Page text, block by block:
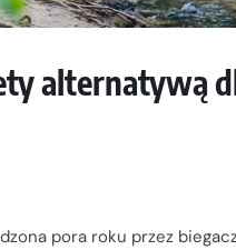
alternatywą
pora roku przez